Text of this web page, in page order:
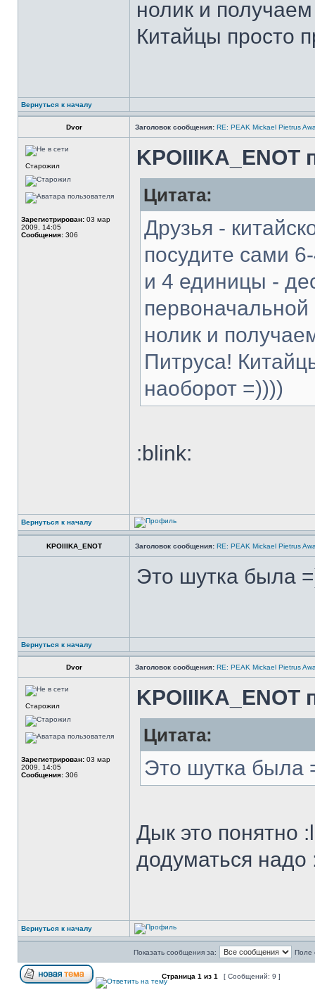
нолик и
Китайцы просто
Вернуться к началу
Dvor Заголовок сообщения: RE: PEAK Mickael Pietrus
Старожил
Зарегистрирован: 03 мар
2009, 14:05
Сообщения: 306
KPOIIIKA_ENOT
Цитата:
Друзья -
посудите сами
и 4 единицы -
нолик и
Питруса!
наоборот =))))
:blink:
Вернуться к началу
KPOIIIKA_ENOT Заголовок сообщения: RE: PEAK Mickael Pietrus
Это шутка была
Вернуться к началу
Dvor Заголовок сообщения: RE: PEAK Mickael Pietrus
Старожил
Зарегистрирован: 03 мар
2009, 14:05
Сообщения: 306
KPOIIIKA_ENOT
Цитата:
Это шутка была
Дык это понятно
додуматься надо
Вернуться к началу
Показать сообщения за: Поле
Страница 1 из 1 [ Сообщений: 9 ]